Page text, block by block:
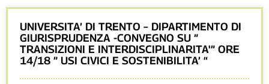
UNIVERSITA’ DI TRENTO – DIPARTIMENTO DI
GIURISPRUDENZA -CONVEGNO SU ”
TRANSIZIONI E INTERDISCIPLINARITA'” ORE
14/18 ” USI CIVICI E SOSTENIBILITA’ “